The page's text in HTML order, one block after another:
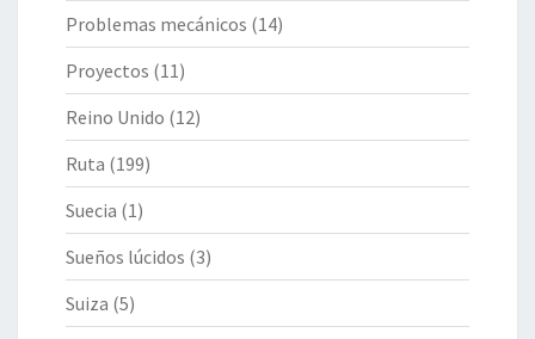
Problemas mecánicos (14)
Proyectos (11)
Reino Unido (12)
Ruta (199)
Suecia (1)
Sueños lúcidos (3)
Suiza (5)